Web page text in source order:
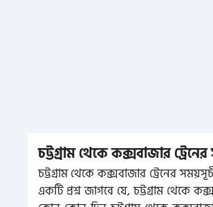
চট্টগ্রাম থেকে কক্সবাজার
চট্টগ্রাম থেকে কক্সবাজার ট্রেনের
একটি প্রশ্ন জাগবে যে, চট্টগ্রাম থেকে